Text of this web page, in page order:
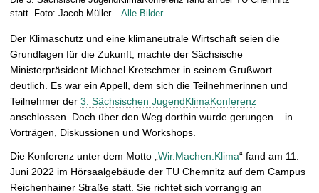
a
e
r
i
e
ö
f
f
n
n
statt. Foto: Jacob Müller –Alle Bilder …
Der Klimaschutz und eine klimaneutrale Wirtschaft seien die
Grundlagen für die Zukunft, machte der Sächsische
Ministerpräsident Michael Kretschmer in seinem Grußwort
deutlich. Es war ein Appell, dem sich die Teilnehmerinnen und
Teilnehmer der 3. Sächsischen JugendKlimaKonferenz
anschlossen. Doch über den Weg dorthin wurde gerungen – in
Vorträgen, Diskussionen und Workshops.
Die Konferenz unter dem Motto „Wir.Machen.Klima“ fand am 11.
Juni 2022 im Hörsaalgebäude der TU Chemnitz auf dem Campus
Reichenhainer Straße statt. Sie richtet sich vorrangig an